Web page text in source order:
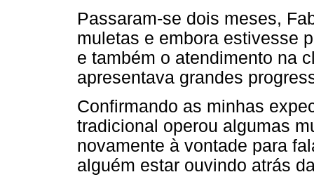
Passaram-se dois meses,
muletas e embora estivesse
e também o atendimento na
apresentava grandes
Confirmando as minhas
tradicional operou algumas
novamente à vontade para
alguém estar ouvindo atrás